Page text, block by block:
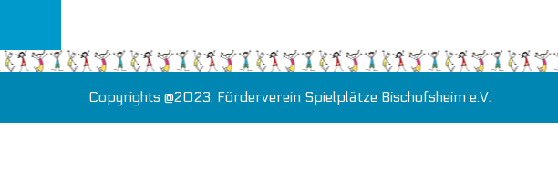
Copyrights @2023: Förderverein Spielplätze Bischofsheim e.V.